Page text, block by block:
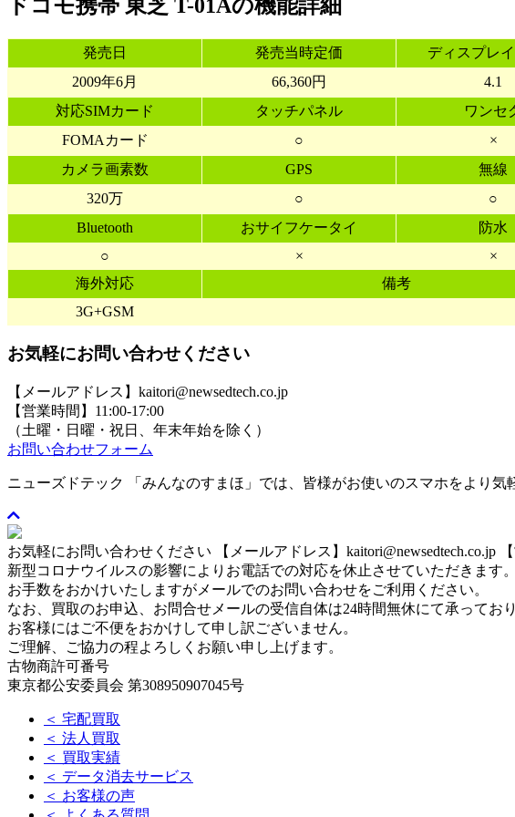
ドコモ携帯 東芝 T-01Aの機能詳細
発売日 発売当時定価
ディスプレ
2009年6月
66,360円
4.1
対応SIMカード
タッチパネル
ワンセ
FOMAカード
○
×
カメラ画素数
GPS
無線
320万
○
○
Bluetooth
おサイフケータイ
防水
○
×
×
海外対応
備考
3G+GSM
お気軽にお問い合わせください
【メールアドレス】kaitori@newsedtech.co.jp
【営業時間】11:00-17:00
（土曜・日曜・祝日、年末年始を除く）
お問い合わせフォーム
ニューズドテック 「みんなのすまほ」では、皆様がお使いのスマホをより
お気軽にお問い合わせください 【メールアドレス】kaitori@newsedtech.co.jp
新型コロナウイルスの影響によりお電話での対応を休止させていただきます。
お手数をおかけいたしますがメールでのお問い合わせをご利用ください。
なお、買取のお申込、お問合せメールの受信自体は24時間無休にて承っており
お客様にはご不便をおかけして申し訳ございません。
ご理解、ご協力の程よろしくお願い申し上げます。
古物商許可番号
東京都公安委員会 第308950907045号
＜ 宅配買取
＜ 法人買取
＜ 買取実績
＜ データ消去サービス
＜ お客様の声